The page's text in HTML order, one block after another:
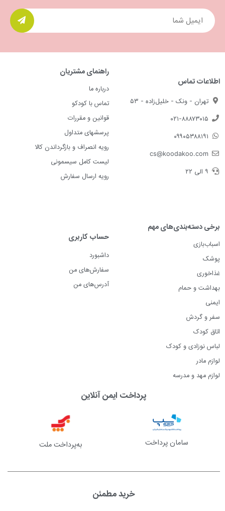
اطلاعات تماس
تهران - ونک - خلیل‌زاده - ۵۳
۰۲۱-۸۸۸۷۳۰۱۵
۰۹۹۰۵۳۸۸۱۹۱
cs@koodakoo.com
۹ الی ۲۲
راهنمای مشتریان
درباره ما
تماس با کودکو
قوانین و مقررات
پرسشهای متداول
رویه انصراف و بازگرداندن کالا
لیست کامل سیسمونی
رویه ارسال سفارش
برخی دسته‌بندی‌های مهم
اسباب‌بازی
پوشک
غذاخوری
بهداشت و حمام
ایمنی
سفر و گردش
اتاق کودک
لباس نوزادی و کودک
لوازم مادر
لوازم مهد و مدرسه
حساب کاربری
داشبورد
سفارش‌های من
آدرس‌های من
پرداخت ایمن آنلاین
سامان پرداخت به‌پرداخت ملت
خرید مطمئن